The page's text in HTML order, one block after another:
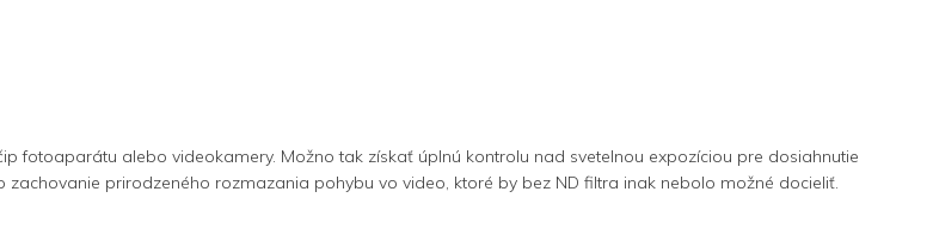
fotoaparátu alebo videokamery. Možno tak získať úplnú kontrolu nad svetelnou expozíciou pre dosiahnutie
prirodzeného rozmazania pohybu vo video, ktoré by bez ND filtra inak nebolo možné docieliť.